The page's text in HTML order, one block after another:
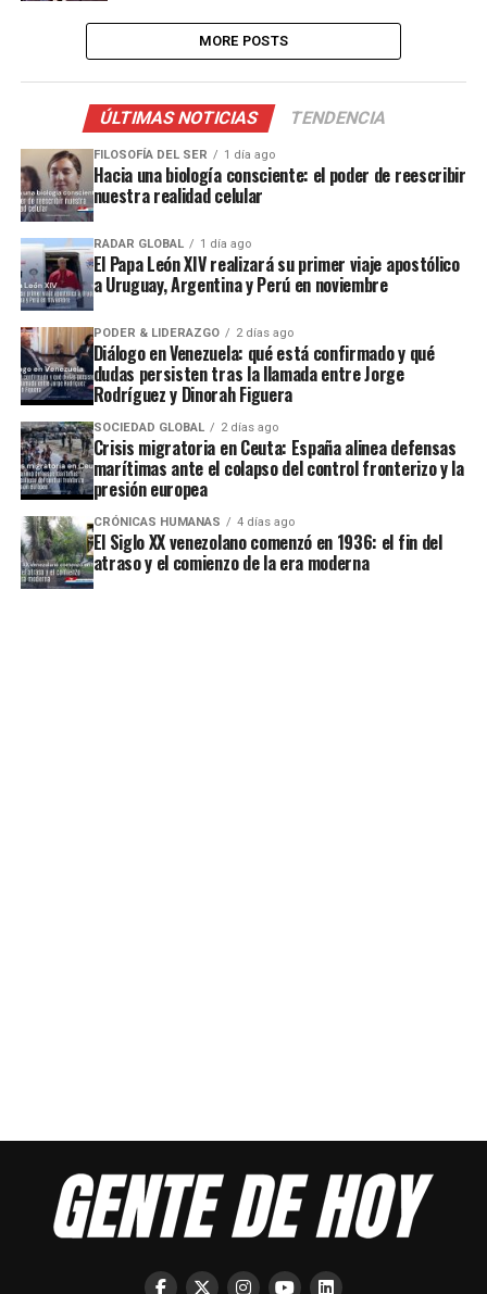
MORE POSTS
ÚLTIMAS NOTICIAS TENDENCIA
FILOSOFÍA DEL SER 1 día ago
Hacia una biología consciente: el poder de reescribir
nuestra realidad celular
RADAR GLOBAL 1 día ago
El Papa León XIV realizará su primer viaje apostólico
a Uruguay, Argentina y Perú en noviembre
PODER & LIDERAZGO 2 días ago
Diálogo en Venezuela: qué está confirmado y qué
dudas persisten tras la llamada entre Jorge
Rodríguez y Dinorah Figuera
SOCIEDAD GLOBAL 2 días ago
Crisis migratoria en Ceuta: España alinea defensas
marítimas ante el colapso del control fronterizo y la
presión europea
CRÓNICAS HUMANAS 4 días ago
El Siglo XX venezolano comenzó en 1936: el fin del
atraso y el comienzo de la era moderna